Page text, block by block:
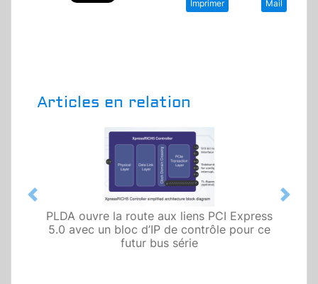
Imprimer Mail
Articles en relation
PLDA ouvre la route aux liens PCI Express
5.0 avec un bloc d’IP de contrôle pour ce
futur bus série
Previous Next